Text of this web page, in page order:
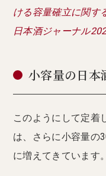
ける容量確立に関す
日本酒ジャーナル
小容量の日本
このようにして定着
は、さらに小容量の
に増えてきています。